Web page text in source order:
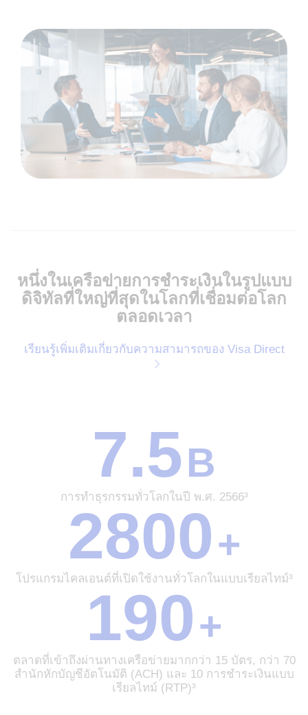
หนึ่งในเครือข่ายการชำระเงินในรูปแบบ
ดิจิทัลที่ใหญ่ที่สุดในโลกที่เชื่อมต่อโลก
ตลอดเวลา
เรียนรู้เพิ่มเติมเกี่ยวกับความสามารถของ Visa Direct
7.5
B
การ
ทำ
ธุรกรรม
ทั่ว
โลก
ในปี
พ.ศ.
2566³
7.5B
การทำธุรกรรมทั่วโลกในปี พ.ศ. 2566³
2800
โปรแกรม
ไคล
ต์
ที่
เปิด
ใช้
งาน
ทั่ว
โลก
ใน
แบบ
2800+
โปรแกรมไคลเอนต์ที่เปิดใช้งานทั่วโลกในแบบเรียลไทม์³
190
+
ตลาด
เข้า
ถึง
ผ่าน
ทาง
190+
ตลาดที่เข้าถึงผ่านทางเครือข่ายมากกว่า 15 บัตร, กว่า 70
สำนักหักบัญชีอัตโนมัติ (ACH) และ 10 การชำระเงินแบบ
เรียลไทม์ (RTP)³